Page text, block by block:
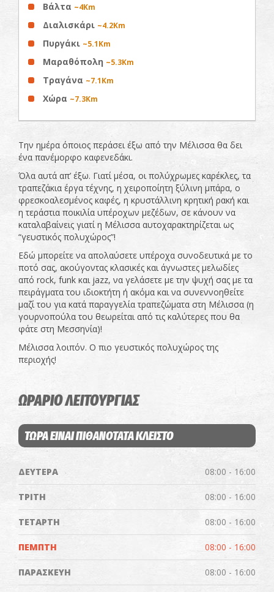
Βάλτα ~4Km
Διαλισκάρι ~4.2Km
Πυργάκι ~5.1Km
Μαραθόπολη ~5.3Km
Τραγάνα ~7.1Km
Χώρα ~7.3Km
Την ημέρα όποιος περάσει έξω από την Μέλισσα θα δει
ένα πανέμορφο καφενεδάκι.
Όλα αυτά απ’ έξω. Γιατί μέσα, οι πολύχρωμες καρέκλες, τα
τραπεζάκια έργα τέχνης, η χειροποίητη ξύλινη μπάρα, ο
φρεσκοαλεσμένος καφές, η κρυστάλλινη κρητική ρακή και
η τεράστια ποικιλία υπέροχων μεζέδων, σε κάνουν να
καταλαβαίνεις γιατί η Μέλισσα αυτοχαρακτηρίζεται ως
“γευστικός πολυχώρος”!
Εδώ μπορείτε να απολαύσετε υπέροχα συνοδευτικά με το
ποτό σας, ακούγοντας κλασικές και άγνωστες μελωδίες
από rock, funk και jazz, να γελάσετε με την ψυχή σας με τα
πειράγματα του ιδιοκτήτη ή ακόμα και να συνεννοηθείτε
μαζί του για κατά παραγγελία τραπεζώματα στη Μέλισσα (η
γουρνοπούλα του θεωρείται από τις καλύτερες που θα
φάτε στη Μεσσηνία)!
Μέλισσα λοιπόν. Ο πιο γευστικός πολυχώρος της
περιοχής!
ΩΡΑΡΙΟ ΛΕΙΤΟΥΡΓΙΑΣ
ΤΩΡΑ ΕΙΝΑΙ ΠΙΘΑΝΟΤΑΤΑ ΚΛΕΙΣΤΟ
ΔΕΥΤΕΡΑ 08:00 - 16:00
ΤΡΙΤΗ 08:00 - 16:00
ΤΕΤΑΡΤΗ 08:00 - 16:00
ΠΕΜΠΤΗ 08:00 - 16:00
ΠΑΡΑΣΚΕΥΗ 08:00 - 16:00